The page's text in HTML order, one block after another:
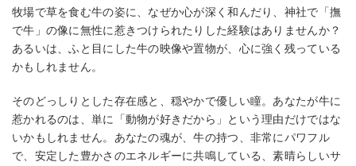
牧場で草を食む牛の姿に、なぜか心が深く和んだり、神社で「撫
で牛」の像に無性に惹きつけられたりした経験はありませんか？
あるいは、ふと目にした牛の映像や置物が、心に強く残っている
かもしれません。
そのどっしりとした存在感と、穏やかで優しい瞳。あなたが牛に
惹かれるのは、単に「動物が好きだから」という理由だけではな
いかもしれません。あなたの魂が、牛の持つ、非常にパワフル
で、安定した豊かさのエネルギーに共鳴している、素晴らしいサ